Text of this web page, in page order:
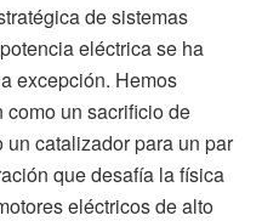
de sistemas
eléctrica se ha
excepción. Hemos
un sacrificio de
catalizador para un par
que desafía la física
eléctricos de alto